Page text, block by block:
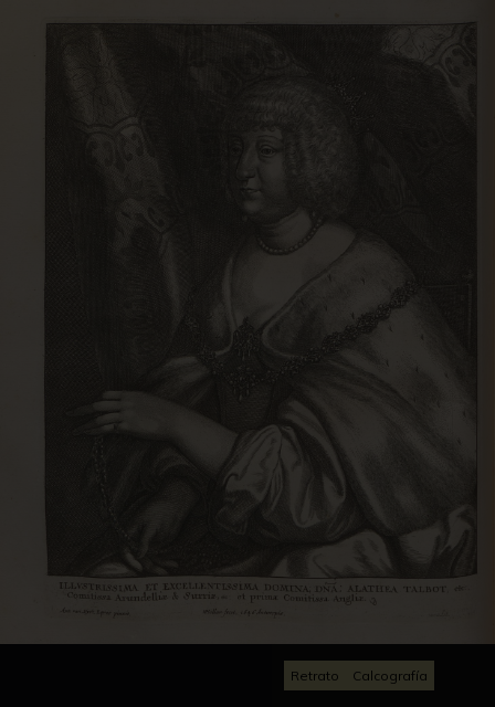
Retrato Calcografía